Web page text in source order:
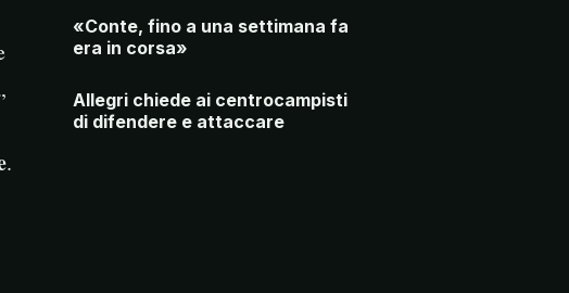
.
«Conte, fino a una settimana fa
era in corsa»
Allegri chiede ai centrocampisti
di difendere e attaccare